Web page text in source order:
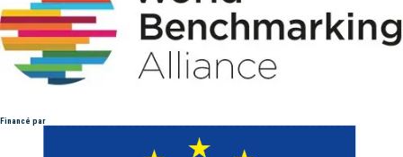
Financé par